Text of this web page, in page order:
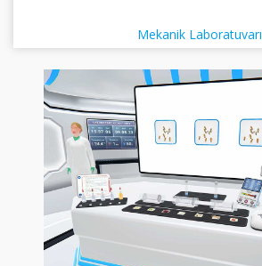
Mekanik Laboratuvarı